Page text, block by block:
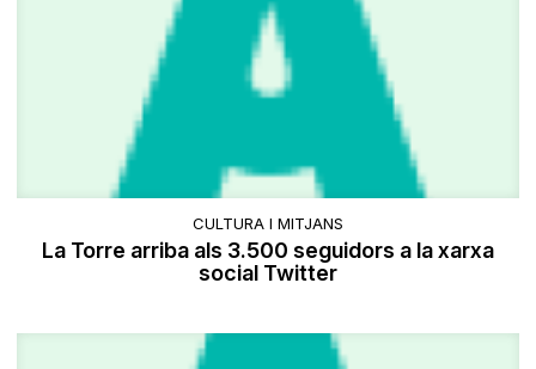
CULTURA I MITJANS
La Torre arriba als 3.500 seguidors a la xarxa
social Twitter